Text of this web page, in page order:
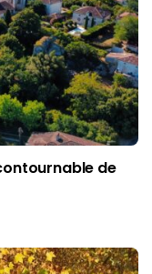
de